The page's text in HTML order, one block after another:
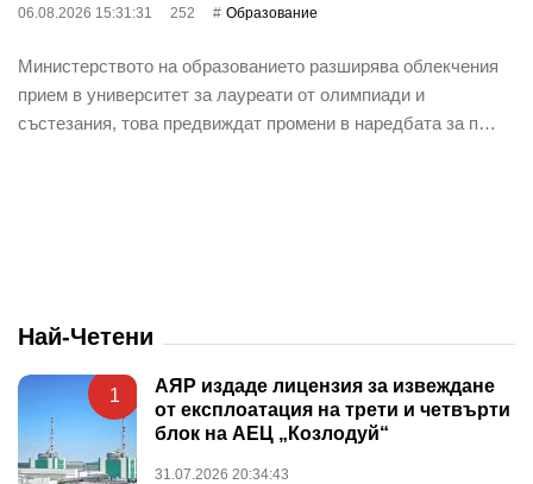
06.08.2026 15:31:31 252 Oбразование
Министерството на образованието разширява облекчения
прием в университет за лауреати от олимпиади и
състезания, това предвиждат промени в наредбата за п…
Най-Четени
1
АЯР издаде лицензия за извеждане
от експлоатация на трети и четвърти
блок на АЕЦ „Козлодуй“
31.07.2026 20:34:43